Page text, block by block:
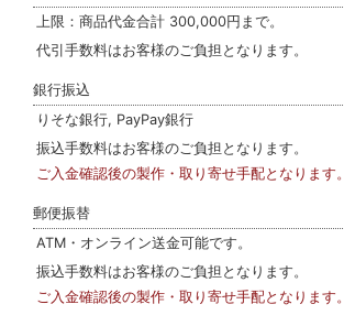
上限：商品代金合計 300,000円まで。
代引手数料はお客様のご負担となります。
銀行振込
りそな銀行, PayPay銀行
振込手数料はお客様のご負担となります。
ご入金確認後の製作・取り寄せ手配となります。
郵便振替
ATM・オンライン送金可能です。
振込手数料はお客様のご負担となります。
ご入金確認後の製作・取り寄せ手配となります。